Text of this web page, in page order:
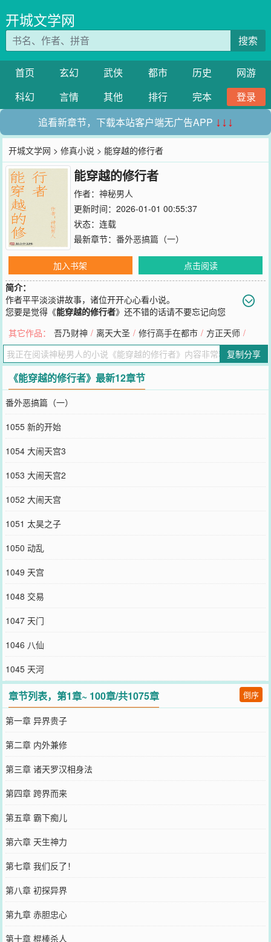
开城文学网
搜索
首页 玄幻 武侠 都市 历史
网游
科幻
言情 其他 排行 完本
登录
追看新章节，下载本站客户端无广告APP ↓↓↓
开城文学网 >修真小说 > 能穿越的修行者
能穿越的修行者
作者： 神秘男人
更新时间：2026-01-01 00:55:37
状态：连载
最新章节： 番外恶搞篇（一）
加入书架
点击阅读
简介：
作者平平淡淡讲故事，诸位开开心心看小说。
您要是觉得《能穿越的修行者》还不错的话请不要忘记向您
其它作品： 吾乃财神 / 离天大圣 / 修行高手在都市 / 方正天师 /
复制分享
《能穿越的修行者》最新12章节
番外恶搞篇（一）
1055 新的开始
1054 大闹天宫3
1053 大闹天宫2
1052 大闹天宫
1051 太昊之子
1050 动乱
1049 天宫
1048 交易
1047 天门
1046 八仙
1045 天河
章节列表，第1章~ 100章/共1075章 倒序
第一章 异界贵子
第二章 内外兼修
第三章 诸天罗汉相身法
第四章 跨界而来
第五章 霸下痴儿
第六章 天生神力
第七章 我们反了！
第八章 初探异界
第九章 赤胆忠心
第十章 棍棒杀人